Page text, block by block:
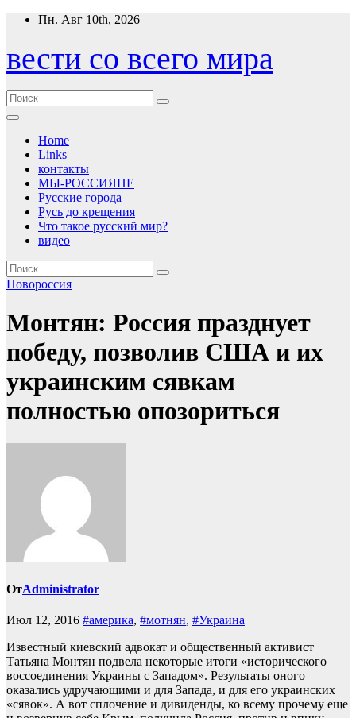
ПерейтиПн. Авг 10th, 2026
вести со всего мира
Home
Links
контакты
МЫ-РОССИЯНЕ
Русские города
Русь до крещения
Что такое русский мир?
видео
Новороссия
Монтян: Россия празднует
победу, позволив США и их
украинским сявкам
полностью опозориться
ОтAdministrator
Июл 12, 2016 #америка, #мотнян, #Украина
Известный киевский адвокат и общественный активист
Татьяна Монтян подвела некоторые итоги «исторического
воссоединения Украины с Западом». Результаты оного
оказались удручающими и для Запада, и для его украинских
«сявок». А вот сплочение и дивиденды, ко всему прочему еще